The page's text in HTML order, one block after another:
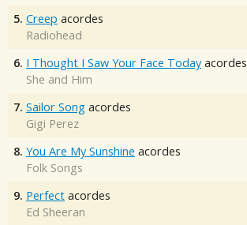
5. Creep acordes
Radiohead
6. I Thought I Saw Your Face Today acordes
She and Him
7. Sailor Song acordes
Gigi Perez
8. You Are My Sunshine acordes
Folk Songs
9. Perfect acordes
Ed Sheeran